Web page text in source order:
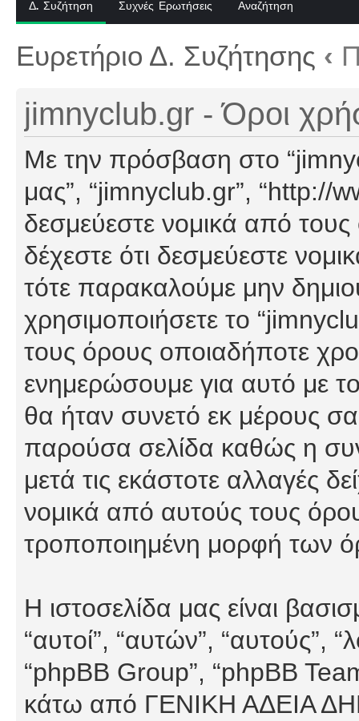
Δ. Συζήτηση Συχνές Ερωτήσεις Αναζήτηση
Ευρετήριο Δ. Συζήτησης ‹
jimnyclub.gr - Όροι
Με την πρόσβαση στο
μας”, “jimnyclub.gr”, “http://
δεσμεύεστε νομικά από
δέχεστε ότι δεσμεύεστε
τότε παρακαλούμε μην
χρησιμοποιήσετε το
τους όρους οποιαδήποτε
ενημερώσουμε για αυτό με
θα ήταν συνετό εκ μέρους
παρούσα σελίδα καθώς η
μετά τις εκάστοτε αλλαγές
νομικά από αυτούς τους
τροποποιημένη μορφή των
Η ιστοσελίδα μας είναι
“αυτοί”, “αυτών”, “αυτούς”,
“phpBB Group”, “phpBB
κάτω από ΓΕΝΙΚΗ ΑΔΕΙΑ